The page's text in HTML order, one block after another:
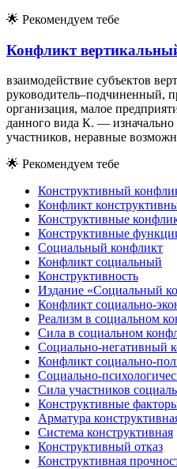
🌟 Рекомендуем тебе
Конфликт
взаимодействие субъектов
руководитель–подчиненный,
организация, малое
данного вида К. —
участников, неравные
🌟 Рекомендуем тебе
Конструктивный
Конфликт
Конструктивные
Конструктивные
Социальный конфликт
Конфликт социальный
Конструктивность
Издание «Социальный
Конфликт социально-
Реализм в социальном
Сила в социальном
Социально-негативный
Конфликт социально-
Социально-
Сила участников
Конструктивные
Арматура
Система конструктивная
Конструктивный отказ
Конструктивная